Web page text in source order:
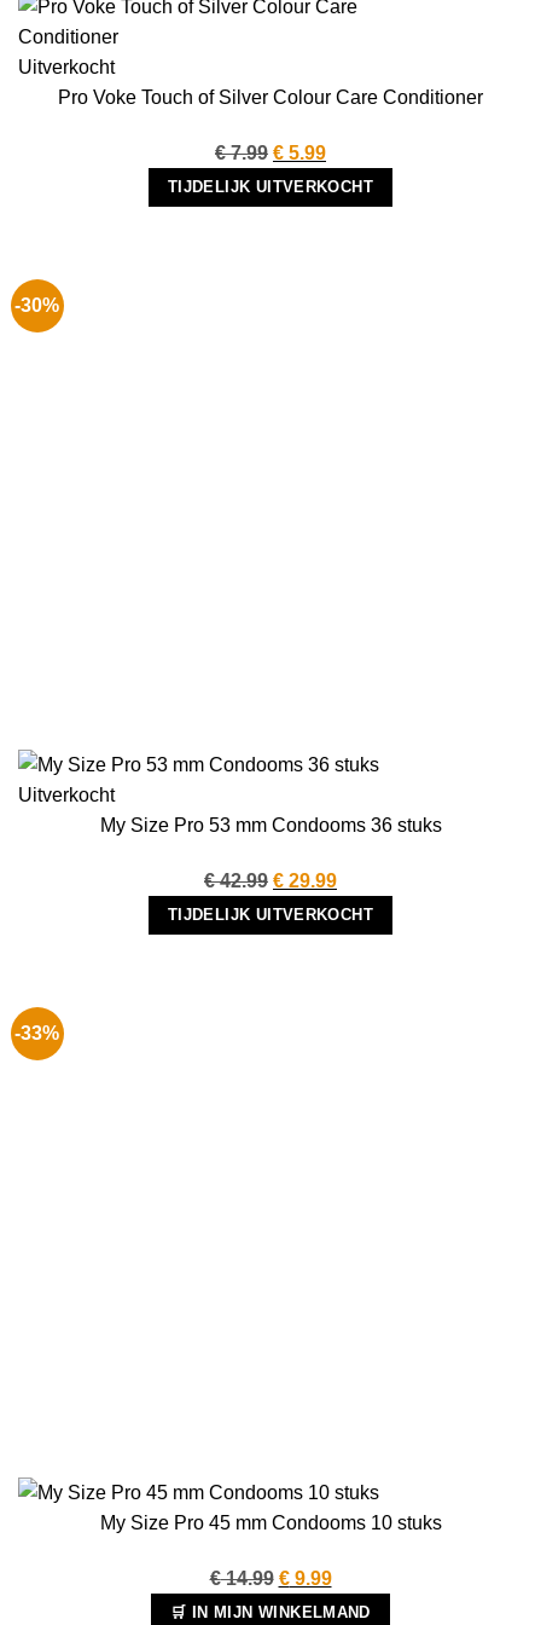
Uitverkocht
Pro Voke Touch of Silver Colour Care Conditioner
€7.99 Oorspronkelijke
prijs
was:
€ 5.99Huidige
prijs
is:
TIJDELIJK UITVERKOCHT
-30%
Uitverkocht
My Size Pro 53 mm Condooms 36 stuks
€42.99 Oorspronkelijke
prijs
was:
€ 29.99Huidige
prijs
is:
TIJDELIJK UITVERKOCHT
-33%
My Size Pro 45 mm Condooms 10 stuks
€14.99 Oorspronkelijke
prijs
€9.99Huidige
prijs
🛒 IN MIJN WINKELMAND